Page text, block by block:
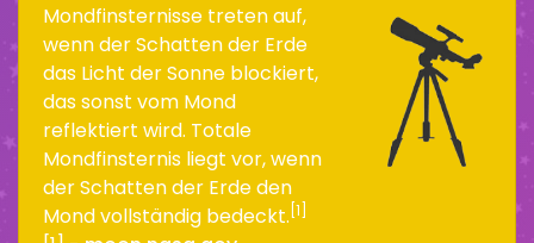
Mondfinsternisse treten auf,
wenn der Schatten der Erde
das Licht der Sonne blockiert,
das sonst vom Mond
reflektiert wird. Totale
Mondfinsternis liegt vor, wenn
der Schatten der Erde den
Mond vollständig bedeckt. [1]